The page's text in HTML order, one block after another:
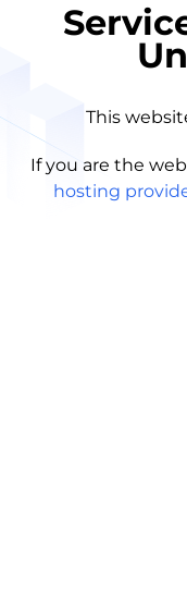
This
If you are the
hosting